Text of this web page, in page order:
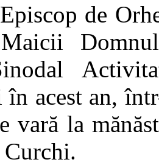
de
Maicii
în acest an,
vară la